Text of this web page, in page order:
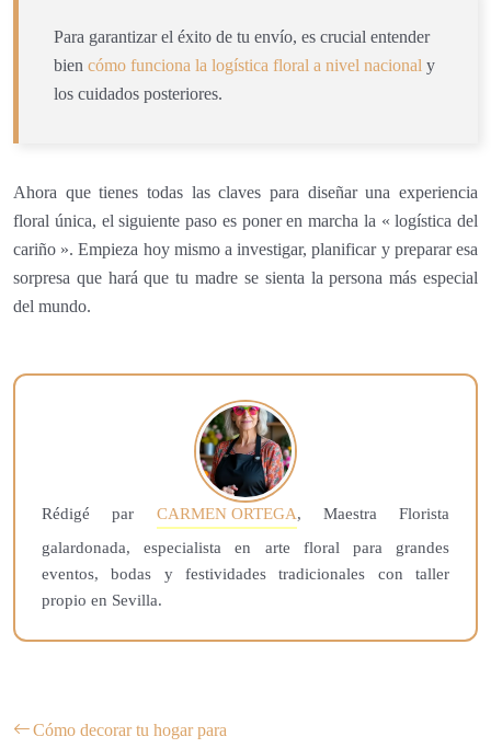
Para garantizar el éxito de tu envío, es crucial entender
bien cómo funciona la logística floral a nivel nacional y
los cuidados posteriores.
Ahora que tienes todas las claves para diseñar una experiencia
floral única, el siguiente paso es poner en marcha la « logística del
cariño ». Empieza hoy mismo a investigar, planificar y preparar esa
sorpresa que hará que tu madre se sienta la persona más especial
del mundo.
Rédigé par CARMEN ORTEGA, Maestra Florista
galardonada, especialista en arte floral para grandes
eventos, bodas y festividades tradicionales con taller
propio en Sevilla.
Cómo decorar tu hogar para